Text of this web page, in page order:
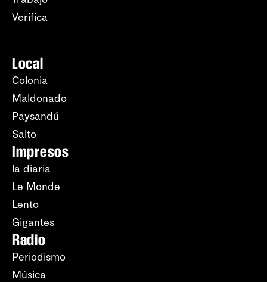
Verifica
Local
Colonia
Maldonado
Paysandú
Salto
Impresos
la diaria
Le Monde
Lento
Gigantes
Radio
Periodismo
Música